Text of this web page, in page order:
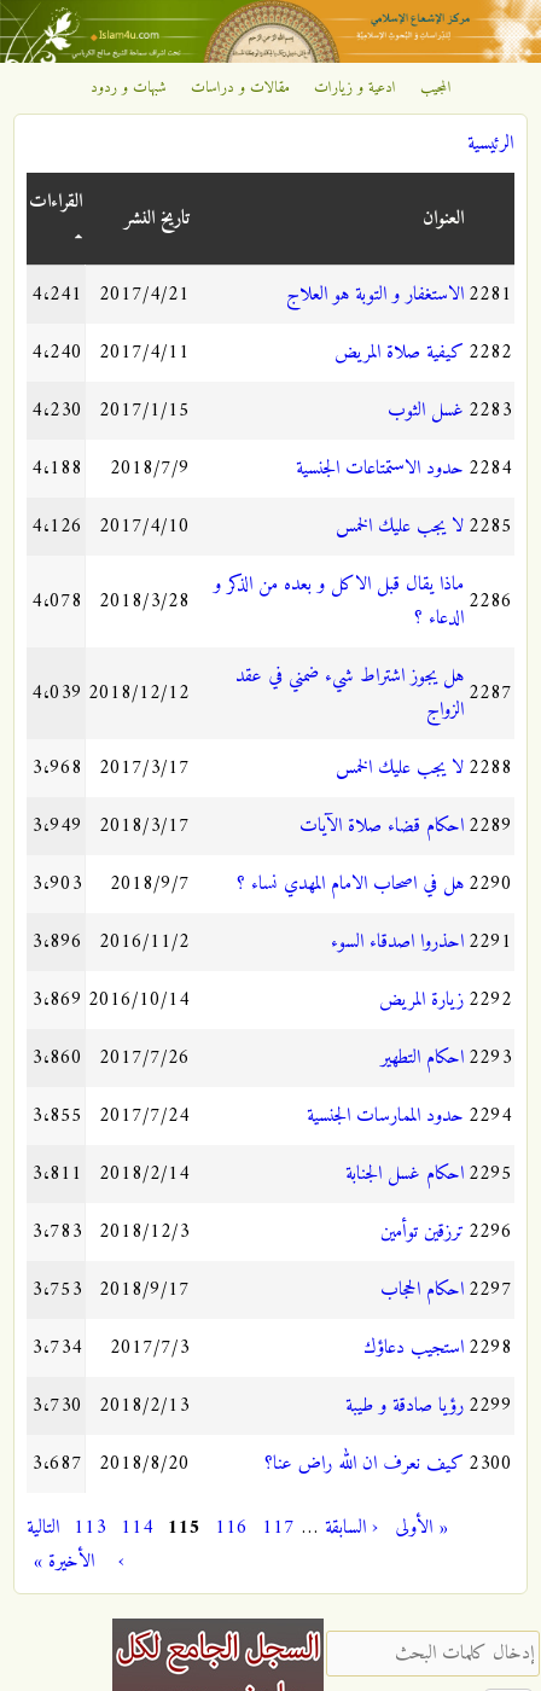
تجاوز إلى المحتوى الرئيسي
مركز
الإشعاع
الإسلامي
المجيب ادعية و زيارات مقالات و دراسات شبهات و ردود
أنت هنا
الرئيسية
العنوان تاريخ النشر القراءات
2281الاستغفار و التوبة هو العلاج 2017/4/21
4،241
2282 كيفية صلاة المريض 2017/4/11
4،240
2283 غسل الثوب 2017/1/15
4،230
2284 حدود الاستمتاعات الجنسية 2018/7/9
4،188
2285لا يجب عليك الخمس 2017/4/10 4،126
2286ماذا يقال قبل الاكل و بعده من الذكر و
الدعاء ؟
2018/3/28 4،078
2287هل يجوز اشتراط شيء ضمني في عقد
الزواج
2018/12/12 4،039
2288لا يجب عليك الخمس 2017/3/17
3،968
2289احكام قضاء صلاة الآيات 2018/3/17
3،949
2290هل في اصحاب الامام المهدي نساء ؟ 2018/9/7
3،903
2291احذروا اصدقاء السوء 2016/11/2
3،896
2292زيارة المريض 2016/10/14 3،869
2293احكام التطهير 2017/7/26
3،860
2294 حدود الممارسات الجنسية 2017/7/24
3،855
2295احكام غسل الجنابة 2018/2/14
3،811
2296 ترزقين توأمين 2018/12/3 3،783
2297احكام الحجاب 2018/9/17 3،753
2298استجيب دعاؤك 2017/7/3
3،734
2299رؤيا صادقة و طيبة 2018/2/13
3،730
2300 كيف نعرف ان الله راض عنا؟ 2018/8/20 3،687
الصفحات« الأولى ‹ السابقة …
113 114 115 116 117
التالية
›
الأخيرة »
‏إدخال كلمات البحث ‏